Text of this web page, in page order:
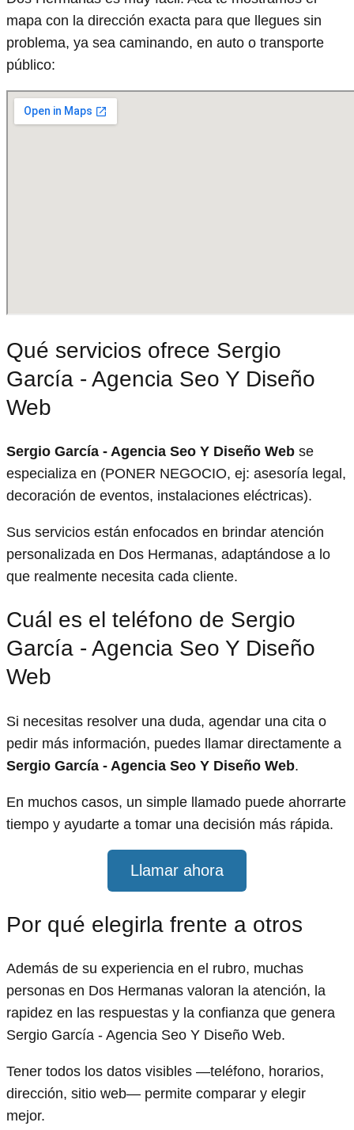
mapa con la dirección exacta para que llegues sin
problema, ya sea caminando, en auto o transporte
público:
Qué servicios ofrece Sergio
García - Agencia Seo Y Diseño
Web
Sergio García - Agencia Seo Y Diseño Web se
especializa en (PONER NEGOCIO, ej: asesoría legal,
decoración de eventos, instalaciones eléctricas).
Sus servicios están enfocados en brindar atención
personalizada en Dos Hermanas, adaptándose a lo
que realmente necesita cada cliente.
Cuál es el teléfono de Sergio
García - Agencia Seo Y Diseño
Web
Si necesitas resolver una duda, agendar una cita o
pedir más información, puedes llamar directamente a
Sergio García - Agencia Seo Y Diseño Web.
En muchos casos, un simple llamado puede ahorrarte
tiempo y ayudarte a tomar una decisión más rápida.
Llamar ahora
Por qué elegirla frente a otros
Además de su experiencia en el rubro, muchas
personas en Dos Hermanas valoran la atención, la
rapidez en las respuestas y la confianza que genera
Sergio García - Agencia Seo Y Diseño Web.
Tener todos los datos visibles —teléfono, horarios,
dirección, sitio web— permite comparar y elegir
mejor.